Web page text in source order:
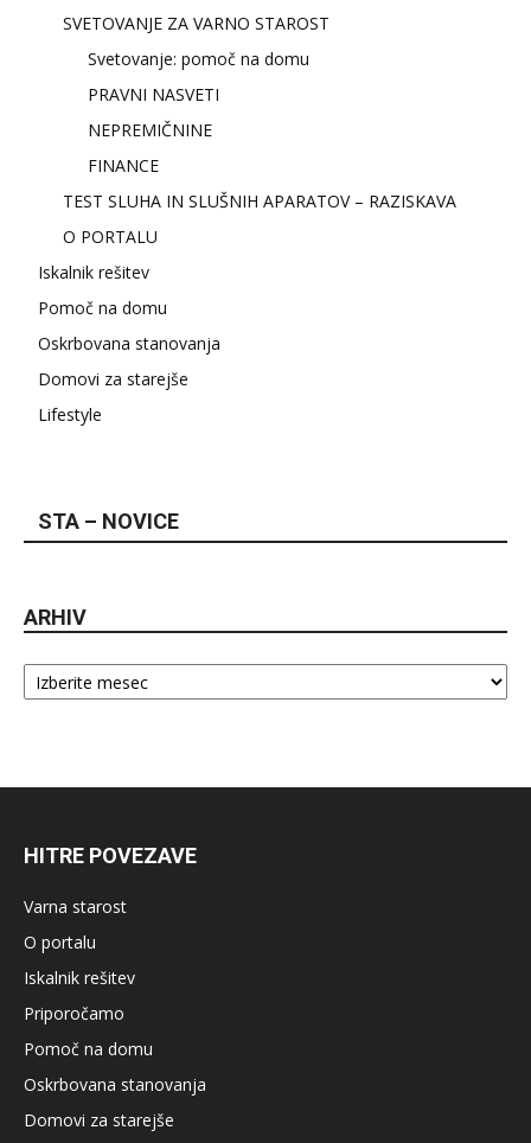
SVETOVANJE ZA VARNO STAROST
Svetovanje: pomoč na domu
PRAVNI NASVETI
NEPREMIČNINE
FINANCE
TEST SLUHA IN SLUŠNIH APARATOV – RAZISKAVA
O PORTALU
Iskalnik rešitev
Pomoč na domu
Oskrbovana stanovanja
Domovi za starejše
Lifestyle
STA – NOVICE
ARHIV
Arhiv
HITRE POVEZAVE
Varna starost
O portalu
Iskalnik rešitev
Priporočamo
Pomoč na domu
Oskrbovana stanovanja
Domovi za starejše